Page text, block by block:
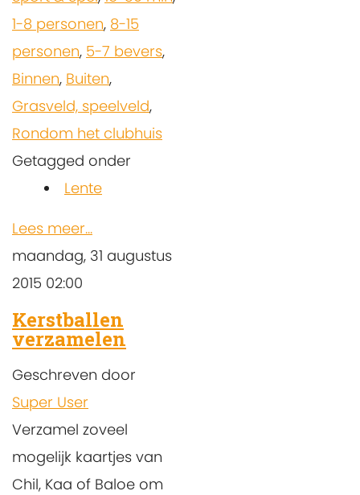
1-8 personen, 8-15
personen, 5-7 bevers,
Binnen, Buiten,
Grasveld, speelveld,
Rondom het clubhuis
Getagged onder
Lente
Lees meer...
maandag, 31 augustus
2015 02:00
Kerstballen
verzamelen
Geschreven door
Super User
Verzamel zoveel
mogelijk kaartjes van
Chil, Kaa of Baloe om